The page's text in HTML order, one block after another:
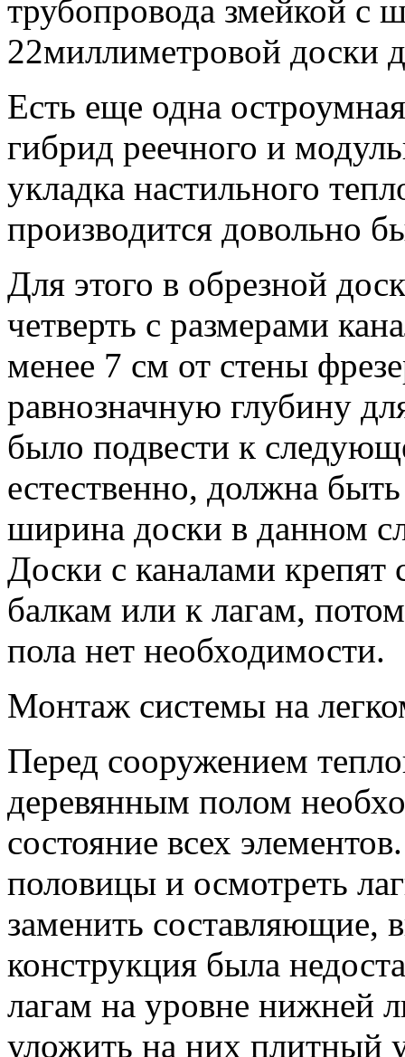
трубопровода змейкой
22миллиметровой доски
Есть еще одна
гибрид реечного и
укладка настильного
производится довольно
Для этого в обрезной
четверть с размерами
менее 7 см от стены
равнозначную глубину
было подвести к
естественно, должна
ширина доски в данном
Доски с каналами крепят
балкам или к лагам,
пола нет необходимости.
Монтаж системы на
Перед сооружением
деревянным полом
состояние всех
половицы и осмотреть
заменить
конструкция была
лагам на уровне нижней
уложить на них плитный